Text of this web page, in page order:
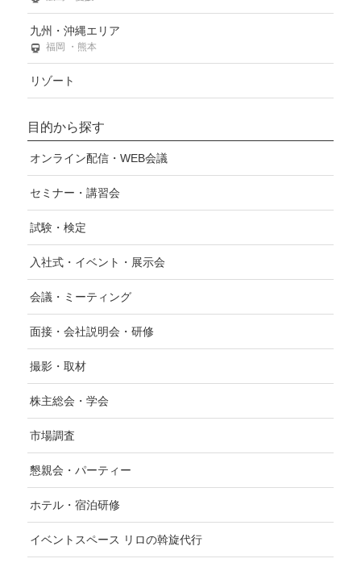
九州・沖縄エリア
福岡 ・熊本
リゾート
目的から探す
オンライン配信・WEB会議
セミナー・講習会
試験・検定
入社式・イベント・展示会
会議・ミーティング
面接・会社説明会・研修
撮影・取材
株主総会・学会
市場調査
懇親会・パーティー
ホテル・宿泊研修
イベントスペース リロの斡旋代行